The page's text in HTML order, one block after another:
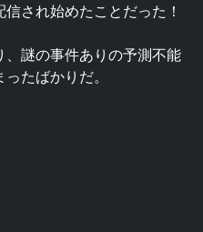
され始めたことだった！
謎の事件ありの予測不能
たばかりだ。